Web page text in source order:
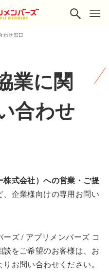
わせ窓口
業に関
合わせ
株式会社）への営業・ご提
、企業様向けの専用お問い
ズ / アプリメンバーズ コ
をご希望のお客様は、お
お問い合わせください。